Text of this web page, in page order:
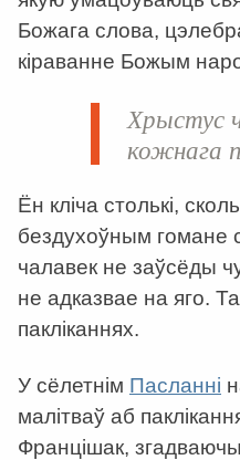
Божага слова,
кіраванне Божым
Хрыстус
кожнага
Ён кліча столькі,
бездухоўным гомане
чалавек не заўсёды
не адказвае на яго.
пакліканнях.
У сёлетнім Пасланні
малітваў аб
Францішак,